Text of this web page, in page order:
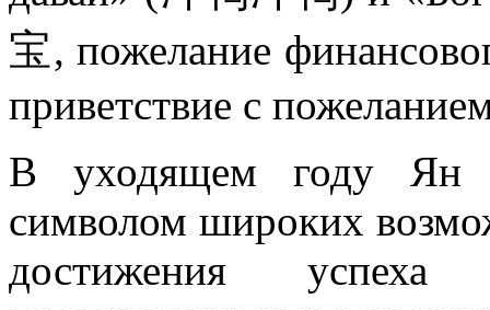
宝, пожелание
приветствие с
В уходящем году Ян
символом широких
достижения